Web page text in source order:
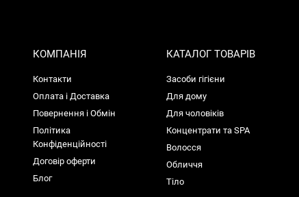
КОМПАНІЯ
Контакти
Оплата і Доставка
Повернення і Обмін
Політика
Конфіденційності
Договір оферти
Блог
КАТАЛОГ ТОВАРІВ
Засоби гігієни
Для дому
Для чоловіків
Концентрати та SPA
Волосся
Обличчя
Тіло